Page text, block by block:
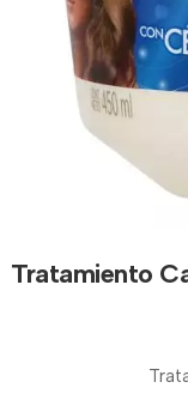
Tratamiento